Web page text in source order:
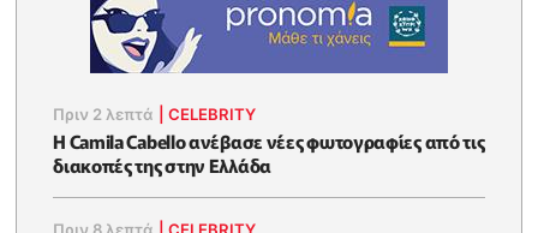
Πριν 2 λεπτά |CELEBRITY
Η Camila Cabello ανέβασε νέες φωτογραφίες από τις
διακοπές της στην Ελλάδα